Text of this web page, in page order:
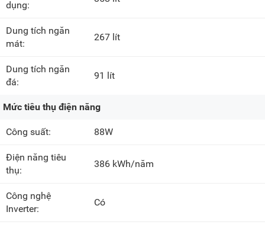
dụng:
Dung tích ngăn
mát:
267 lít
Dung tích ngăn
đá:
91 lít
Mức tiêu thụ điện năng
Công suất: 88W
Điện năng tiêu
thụ:
386 kWh/năm
Công nghệ
Inverter:
Có